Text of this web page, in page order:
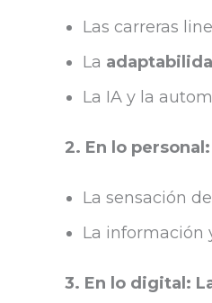
Las carreras
La
La IA y la
2. En lo
La sensación de
La información
3. En lo digital: